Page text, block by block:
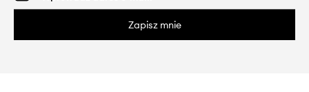
Zapisz mnie